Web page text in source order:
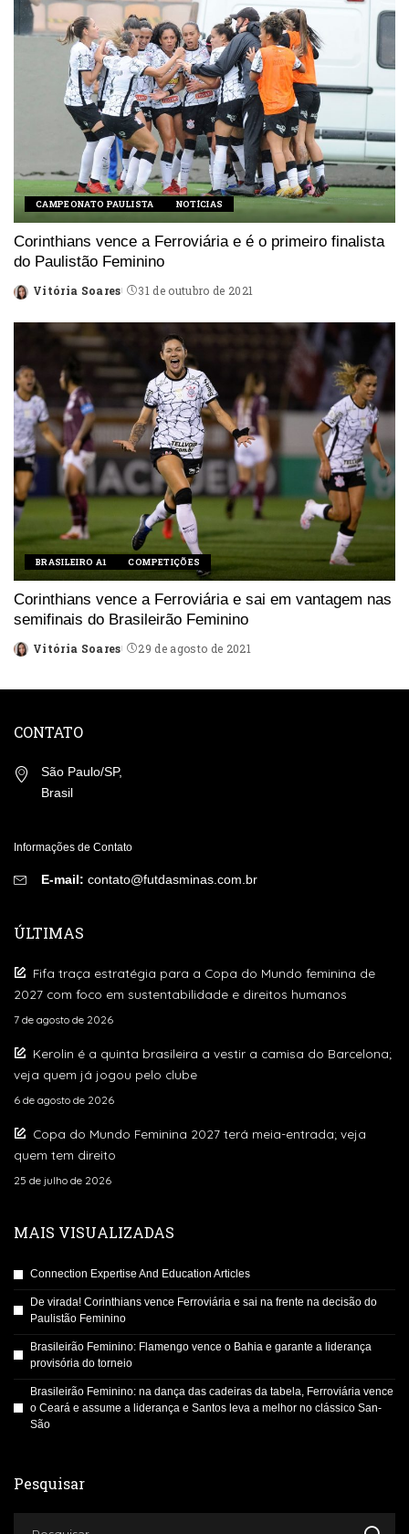
CAMPEONATO PAULISTA NOTÍCIAS
Corinthians vence a Ferroviária e é o primeiro finalista
do Paulistão Feminino
Posted
Vitória Soares 31 de outubro de 2021
BRASILEIRO A1 COMPETIÇÕES
Corinthians vence a Ferroviária e sai em vantagem nas
semifinais do Brasileirão Feminino
Posted
Vitória Soares 29 de agosto de 2021
CONTATO
São Paulo/SP,
Brasil
Informações de Contato
E-mail: contato@futdasminas.com.br
ÚLTIMAS
Fifa traça estratégia para a Copa do Mundo feminina de
2027 com foco em sustentabilidade e direitos humanos
7 de agosto de 2026
Kerolin é a quinta brasileira a vestir a camisa do Barcelona;
veja quem já jogou pelo clube
6 de agosto de 2026
Copa do Mundo Feminina 2027 terá meia-entrada; veja
quem tem direito
25 de julho de 2026
MAIS VISUALIZADAS
Connection Expertise And Education Articles
De virada! Corinthians vence Ferroviária e sai na frente na decisão do
Paulistão Feminino
Brasileirão Feminino: Flamengo vence o Bahia e garante a liderança
provisória do torneio
Brasileirão Feminino: na dança das cadeiras da tabela, Ferroviária vence
o Ceará e assume a liderança e Santos leva a melhor no clássico San-
São
Pesquisar